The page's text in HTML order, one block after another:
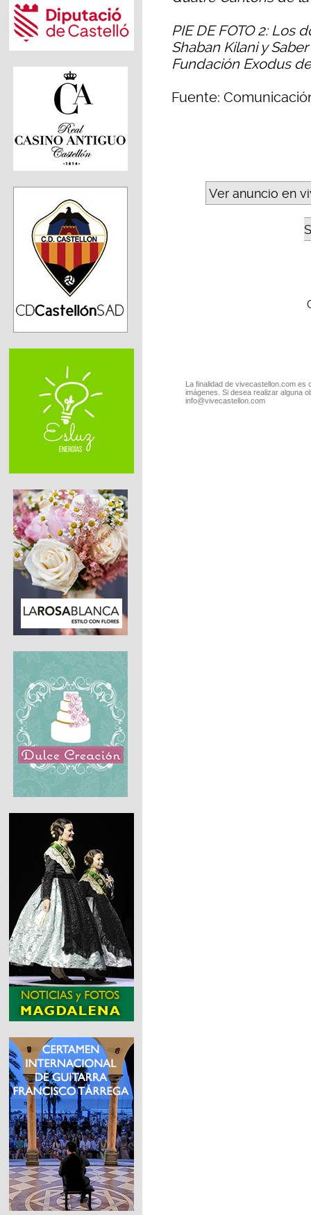
PIE DE FOTO 2: Los
Shaban Kilani y
Fundación Exodus
Fuente:
Ver anuncio en
La finalidad de vivecastellon.com
imágenes. Si desea realizar alguna
info@vivecastellon.com